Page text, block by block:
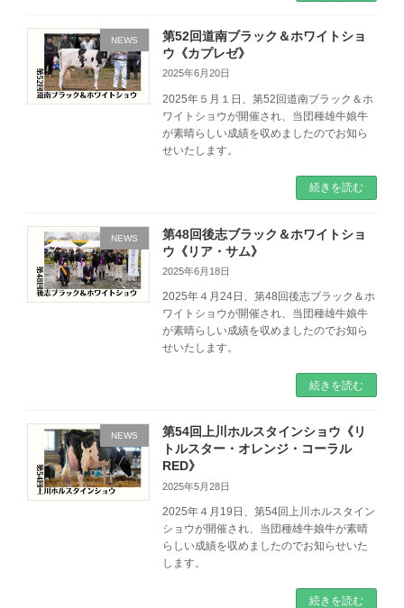
NEWS
第52回道南ブラック＆ホワイトショ
ウ《カプレゼ》
2025年6月20日
2025年５月１日、第52回道南ブラック＆ホ
ワイトショウが開催され、当団種雄牛娘牛
が素晴らしい成績を収めましたのでお知ら
せいたします。
続きを読む
NEWS
第48回後志ブラック＆ホワイトショ
ウ《リア・サム》
2025年6月18日
2025年４月24日、第48回後志ブラック＆ホ
ワイトショウが開催され、当団種雄牛娘牛
が素晴らしい成績を収めましたのでお知ら
せいたします。
続きを読む
NEWS
第54回上川ホルスタインショウ《リ
トルスター・オレンジ・コーラル
RED》
2025年5月28日
2025年４月19日、第54回上川ホルスタイン
ショウが開催され、当団種雄牛娘牛が素晴
らしい成績を収めましたのでお知らせいた
します。
続きを読む